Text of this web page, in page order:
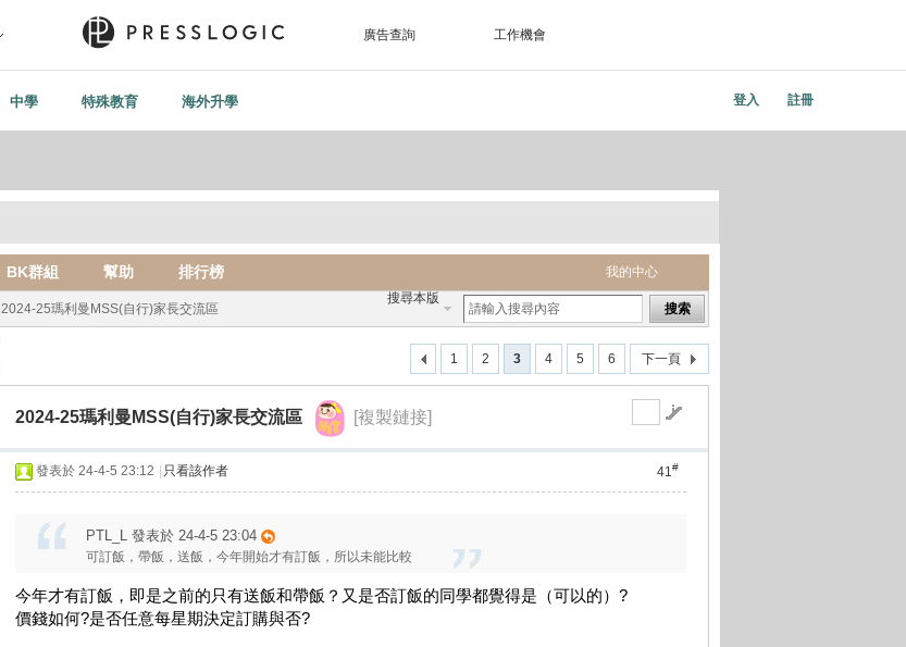
廣告查詢 工作機會
中學 特殊教育 海外升學 登入 註冊
我的中心
BK群組 幫助 排行榜
搜尋本版
搜索
2024-25瑪利曼MSS(自行)家長交流區
1 2 3 4 5 6 下一頁
2024-25瑪利曼MSS(自行)家長交流區 [複製鏈接]
41#
發表於 24-4-5 23:12 只看該作者
PTL_L 發表於 24-4-5 23:04
可訂飯，帶飯，送飯，今年開始才有訂飯，所以未能比較
今年才有訂飯，即是之前的只有送飯和帶飯？又是否訂飯的同學都覺得是（可以的）?
價錢如何?是否任意每星期決定訂購與否?